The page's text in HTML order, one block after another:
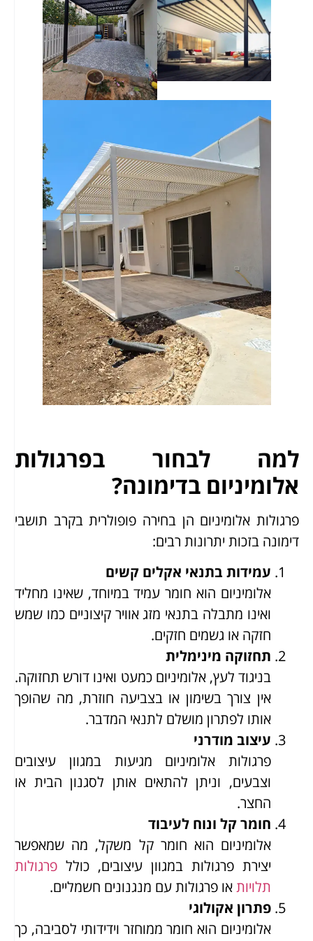
למה לבחור בפרגולות
אלומיניום בדימונה?
פרגולות אלומיניום הן בחירה פופולרית בקרב תושבי
דימונה בזכות יתרונות רבים:
עמידות בתנאי אקלים קשים
אלומיניום הוא חומר עמיד במיוחד, שאינו מחליד
ואינו מתבלה בתנאי מזג אוויר קיצוניים כמו שמש
חזקה או גשמים חזקים.
תחזוקה מינימלית
בניגוד לעץ, אלומיניום כמעט ואינו דורש תחזוקה.
אין צורך בשימון או בצביעה חוזרת, מה שהופך
אותו לפתרון מושלם לתנאי המדבר.
עיצוב מודרני
פרגולות אלומיניום מגיעות במגוון עיצובים
וצבעים, וניתן להתאים אותן לסגנון הבית או
החצר.
חומר קל ונוח לעיבוד
אלומיניום הוא חומר קל משקל, מה שמאפשר
יצירת פרגולות במגוון עיצובים, כולל פרגולות
תלויותאו פרגולות עם מנגנונים חשמליים.
פתרון אקולוגי
אלומיניום הוא חומר ממוחזר וידידותי לסביבה, כך